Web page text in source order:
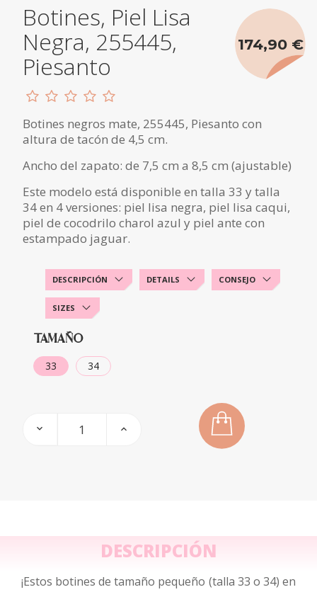
Botines, Piel Lisa
Negra, 255445,
Piesanto
Botines negros mate, 255445, Piesanto con
altura de tacón de 4,5 cm.
Ancho del zapato: de 7,5 cm a 8,5 cm (ajustable)
Este modelo está disponible en talla 33 y talla
34 en 4 versiones: piel lisa negra, piel lisa caqui,
piel de cocodrilo charol azul y piel ante con
estampado jaguar.
174,90 €
DESCRIPCIÓN DETAILS CONSEJO
SIZES
TAMAÑO
33 34
DESCRIPCIÓN
¡Estos botines de tamaño pequeño (talla 33 o 34) en